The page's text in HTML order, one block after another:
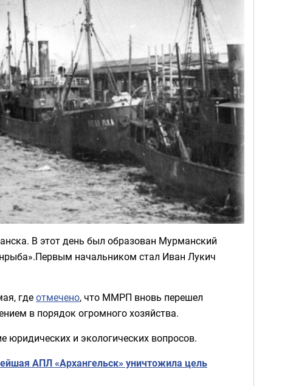
В этот день был образован Мурманский
начальником стал Иван Лукич
гдеотмечено, что ММРП вновь перешел
в порядок огромного хозяйства.
юридических и экологических вопросов.
АПЛ «Архангельск» уничтожила цель